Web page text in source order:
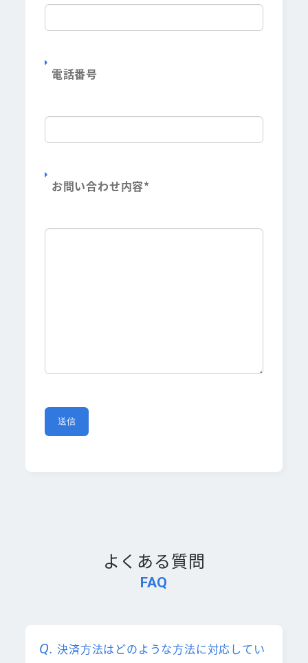
電話番号
お問い合わせ内容*
FAQ
よくある質問
決済方法はどのような方法に対応してい